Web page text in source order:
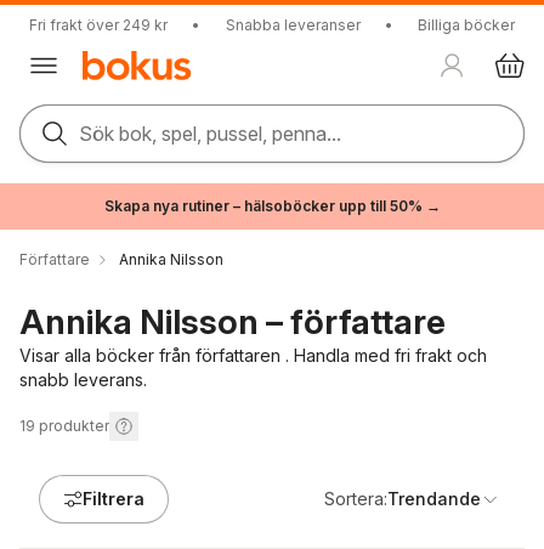
Fri frakt över 249 kr • Snabba leveranser • Billiga böcker
Sök bok, spel, pussel, penna...
Skapa nya rutiner – hälsoböcker upp till 50% →
Författare Annika Nilsson
Annika Nilsson – författare
Visar alla böcker från författaren . Handla med fri frakt och
snabb leverans.
19 produkter
Filtrera Sortera:Trendande